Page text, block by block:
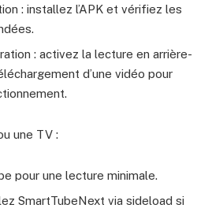
: installez l’APK et vérifiez les
: activez la lecture en arrière-
d’une vidéo pour
une TV :
pour une lecture minimale.
SmartTubeNext via sideload si